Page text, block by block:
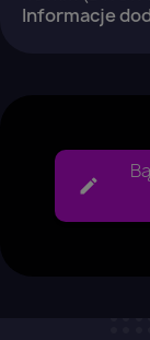
Informacje